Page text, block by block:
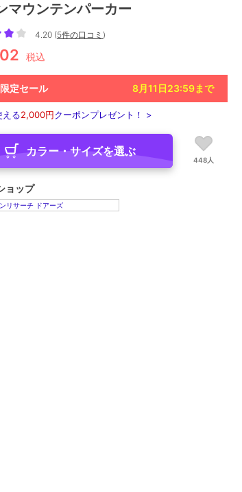
マウンテンパーカー
4.20 (5件の口コミ )
税込
定セール 8月11日23:59まで
える2,000円クーポンプレゼント！ >
カラー・サイズを選ぶ
448人
ョップ